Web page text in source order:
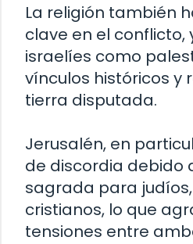
La religión también
clave en el conflicto,
israelíes como
vínculos históricos y
tierra disputada.
Jerusalén, en
de discordia debido
sagrada para
cristianos, lo que
tensiones entre